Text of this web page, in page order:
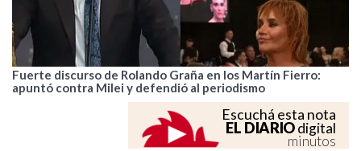
Fuerte discurso de Rolando Graña en los Martín Fierro:
apuntó contra Milei y defendió al periodismo
Escuchá esta nota
EL DIARIOdigital
minutos